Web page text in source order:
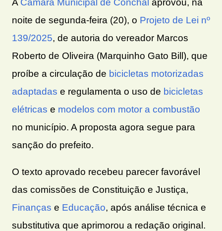
noite de segunda-feira (20), o Projeto de Lei nº
139/2025, de autoria do vereador Marcos
Roberto de Oliveira (Marquinho Gato Bill), que
proíbe a circulação de bicicletas motorizadas
adaptadas e regulamenta o uso de bicicletas
elétricas e modelos com motor a combustão
no município. A proposta agora segue para
sanção do prefeito.
O texto aprovado recebeu parecer favorável
das comissões de Constituição e Justiça,
Finanças e Educação, após análise técnica e
substitutiva que aprimorou a redação original.